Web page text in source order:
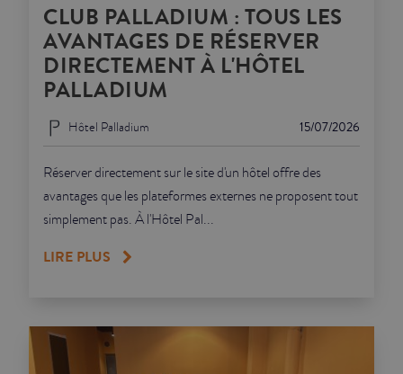
CLUB PALLADIUM : TOUS LES
AVANTAGES DE RÉSERVER
DIRECTEMENT À L'HÔTEL
PALLADIUM
15/07/2026
Hôtel Palladium
Réserver directement sur le site d'un hôtel offre des
avantages que les plateformes externes ne proposent tout
simplement pas. À l'Hôtel Pal...
LIRE PLUS